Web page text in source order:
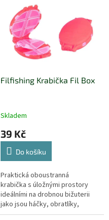
Filfishing Krabička Fil Box
Skladem
39 Kč
Do košíku
Praktická oboustranná
krabička s úložnými prostory
ideálními na drobnou bižuterii
jako jsou háčky, obratlíky,
karabinky, kroužky a mnoho